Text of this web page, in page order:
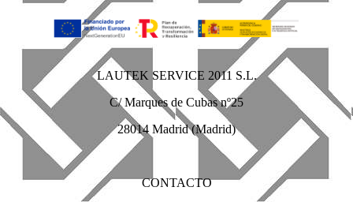
LAUTEK SERVICE 2011 S.L.
C/ Marques de Cubas nº25
28014 Madrid (Madrid)
CONTACTO